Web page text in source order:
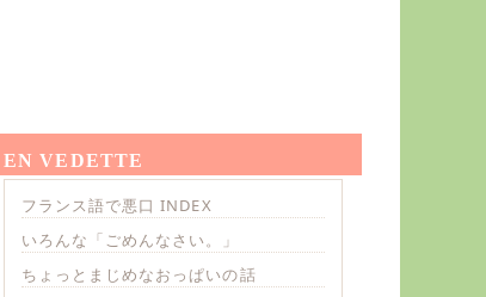
EN VEDETTE
フランス語で悪口 INDEX
いろんな「ごめんなさい。」
ちょっとまじめなおっぱいの話